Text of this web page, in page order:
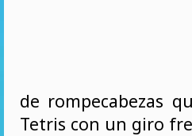
de rompecabezas
Tetris con un giro